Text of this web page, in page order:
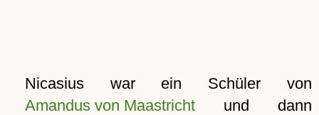
Nicasius war ein Schüler von
Amandus von Maastrichtund dann